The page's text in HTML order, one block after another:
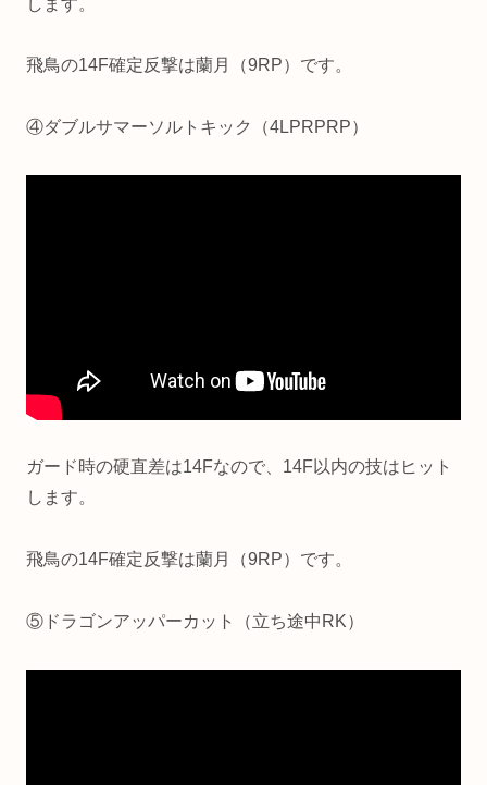
飛鳥の14F確定反撃は蘭月（9RP）です。
④ダブルサマーソルトキック（4LPRPRP）
ガード時の硬直差は14Fなので、14F以内の技はヒット
します。
飛鳥の14F確定反撃は蘭月（9RP）です。
⑤ドラゴンアッパーカット（立ち途中RK）